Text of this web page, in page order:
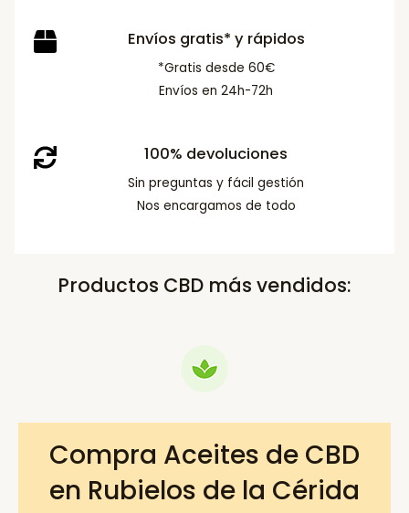
Envíos gratis* y rápidos
*Gratis desde 60€
Envíos en 24h-72h
100% devoluciones
Sin preguntas y fácil gestión
Nos encargamos de todo
Productos CBD más vendidos:
Compra Aceites de CBD
en Rubielos de la Cérida